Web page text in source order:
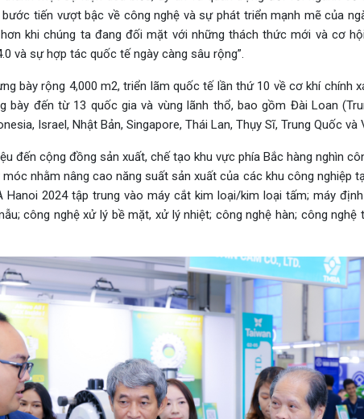
tiến vượt bậc về công nghệ và sự phát triển mạnh mẽ của
khi chúng ta đang đối mặt với những thách thức mới và cơ
và sự hợp tác quốc tế ngày càng sâu rộng”.
bày rộng 4,000 m2, triển lãm quốc tế lần thứ 10 về cơ khí chính
bày đến từ 13 quốc gia và vùng lãnh thổ, bao gồm Đài Loan
Israel, Nhật Bản, Singapore, Thái Lan, Thụy Sĩ, Trung Quốc và
đến cộng đồng sản xuất, chế tạo khu vực phía Bắc hàng nghìn
nhằm nâng cao năng suất sản xuất của các khu công nghiệp
2024 tập trung vào máy cắt kim loại/kim loại tấm; máy
công nghệ xử lý bề mặt, xử lý nhiệt; công nghệ hàn; công